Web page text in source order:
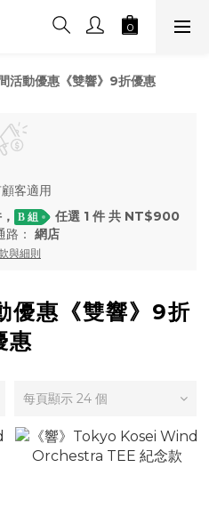
活動優惠《雙響》9折優惠
客適用
B 組
任選 1 件 共 NT$900
路： 網店
與細則
優惠《雙響》9折
惠
每頁顯示 24 個